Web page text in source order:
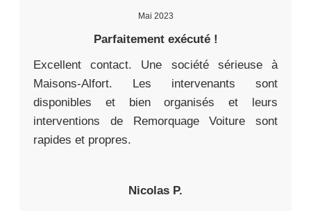
Mai 2023
Parfaitement exécuté !
Excellent contact. Une société sérieuse à
Maisons-Alfort. Les intervenants sont
disponibles et bien organisés et leurs
interventions de Remorquage Voiture sont
rapides et propres.
Nicolas P.